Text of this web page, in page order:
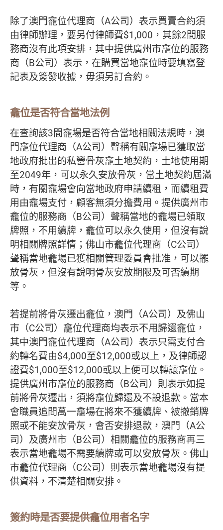
除了澳門龕位代理商（A公司）表示買賣合約須
由律師辦理，要另付律師費$1,000，其餘2間服
務商沒有此項安排，其中提供廣州市龕位的服務
商（B公司）表示，在購買當地龕位時要填寫登
記表及簽發收據，毋須另訂合約。
龕位是否符合當地法例
在查詢該3間龕場是否符合當地相關法規時，澳
門龕位代理商（A公司）聲稱有關龕場已獲取當
地政府批出的私營骨灰龕土地契約，土地使用期
至2049年，可以永久安放骨灰，當土地契約屆滿
時，有關龕場會向當地政府申請續租，而續租費
用由龕場支付，顧客無須分擔費用。提供廣州市
龕位的服務商（B公司）聲稱當地的龕場已領取
牌照，不用續牌，龕位可以永久使用，但沒有說
明相關牌照詳情；佛山市龕位代理商（C公司）
聲稱當地龕場已獲相關管理委員會批准，可以擺
放骨灰，但沒有說明骨灰安放期限及可否續期
等。
若提前將骨灰遷出龕位，澳門（A公司）及佛山
市（C公司）龕位代理商均表示不用歸還龕位，
其中澳門龕位代理商（A公司）表示只需支付合
約轉名費由$4,000至$12,000或以上，及律師認
證費$1,000至$12,000或以上便可以轉讓龕位。
提供廣州市龕位的服務商（B公司）則表示如提
前將骨灰遷出，須將龕位歸還及不設退款。當本
會職員追問萬一龕場在將來不獲續牌、被撤銷牌
照或不能安放骨灰，會否安排退款，澳門（A公
司）及廣州市（B公司）相關龕位的服務商再三
表示當地龕場不需要續牌或可以安放骨灰。佛山
市龕位代理商（C公司）則表示當地龕場沒有提
供資料，不清楚相關安排。
簽約時是否要提供龕位用者名字